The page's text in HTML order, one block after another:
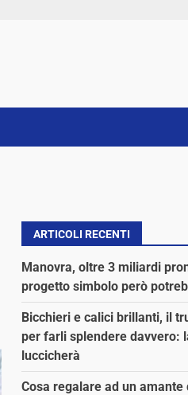
ARTICOLI RECENTI
Manovra, oltre 3 miliardi
progetto simbolo però
Bicchieri e calici brillanti, il
per farli splendere davvero:
luccicherà
Cosa regalare ad un